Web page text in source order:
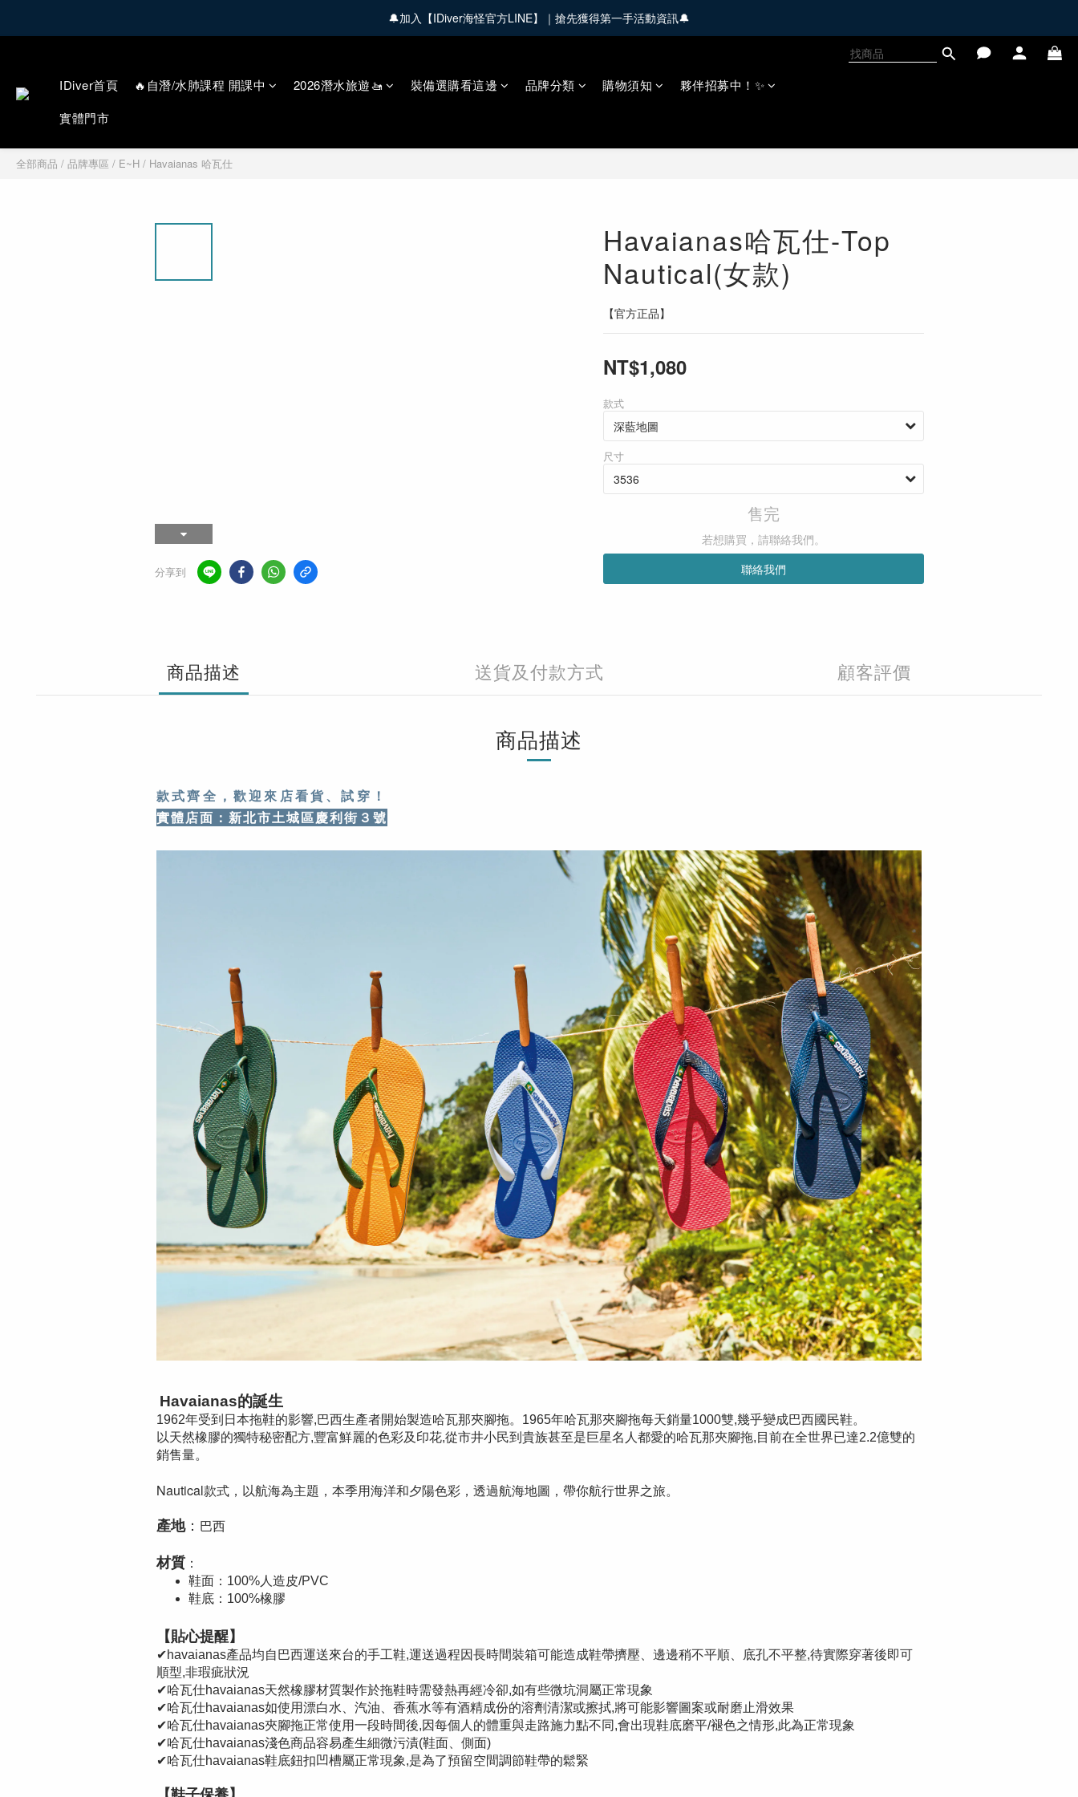
🚚 全館商品滿 $3,000 享免運優惠【會員限定】
🔔加入【IDiver海怪官方LINE】｜搶先獲得第一手活動資訊🔔
IDiver首頁 🔥自潛/水肺課程 開課中 2026潛水旅遊🚤 裝備選購看這邊 品牌分類 購物須知
夥伴招募中！✨
實體門市
全部商品 / 品牌專區 / E~H / Havaianas 哈瓦仕
分享到
Havaianas哈瓦仕-Top
Nautical(女款)
【官方正品】
NT$1,080
款式
尺寸
售完
若想購買，請聯絡我們。
聯絡我們
商品描述 送貨及付款方式 顧客評價
商品描述
款式齊全，歡迎來店看貨、試穿！
實體店面：新北市土城區慶利街３號
Havaianas的誕生
1962年受到日本拖鞋的影響,巴西生產者開始製造哈瓦那夾腳拖。1965年哈瓦那夾腳拖每天銷量1000雙,幾乎變成巴西國民鞋。
以天然橡膠的獨特秘密配方,豐富鮮麗的色彩及印花,從市井小民到貴族甚至是巨星名人都愛的哈瓦那夾腳拖,目前在全世界已達2.2億雙的
銷售量。
Nautical款式，以航海為主題，本季用海洋和夕陽色彩，透過航海地圖，帶你航行世界之旅。
產地： 巴西
材質 ：
鞋面：100%人造皮/PVC
鞋底：100%橡膠
【貼心提醒】
✔havaianas產品均自巴西運送來台的手工鞋,運送過程因長時間裝箱可能造成鞋帶擠壓、邊邊稍不平順、底孔不平整,待實際穿著後即可
順型,非瑕疵狀況
✔哈瓦仕havaianas天然橡膠材質製作於拖鞋時需發熱再經冷卻,如有些微坑洞屬正常現象
✔哈瓦仕havaianas如使用漂白水、汽油、香蕉水等有酒精成份的溶劑清潔或擦拭,將可能影響圖案或耐磨止滑效果
✔哈瓦仕havaianas夾腳拖正常使用一段時間後,因每個人的體重與走路施力點不同,會出現鞋底磨平/褪色之情形,此為正常現象
✔哈瓦仕havaianas淺色商品容易產生細微污漬(鞋面、側面)
✔哈瓦仕havaianas鞋底鈕扣凹槽屬正常現象,是為了預留空間調節鞋帶的鬆緊